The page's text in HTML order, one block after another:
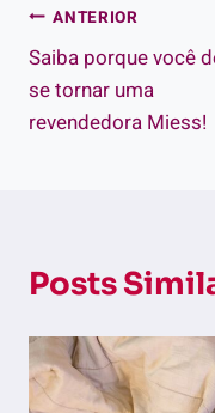
Navegação
de
Post
ANTERIOR
Saiba porque você
se tornar uma
revendedora Miess!
Posts